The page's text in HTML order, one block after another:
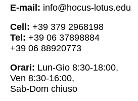
E-mail: info@hocus-lotus.edu
Cell: +39 379 2968198
Tel: +39 06 37898884
+39 06 88920773
Orari: Lun-Gio 8:30-18:00,
Ven 8:30-16:00,
Sab-Dom chiuso